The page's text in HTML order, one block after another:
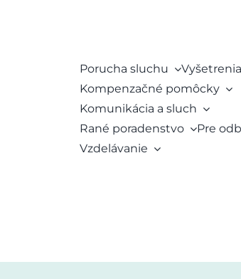
Porucha sluchu
Kompenzačné pomôcky
Komunikácia a sluch
Rané poradenstvo
Pre
Vzdelávanie